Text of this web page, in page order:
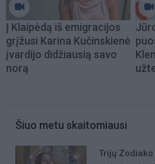
Į Klaipėdą iš emigracijos
grįžusi Karina Kučinskienė
įvardijo didžiausią savo
norą
Šiuo metu skaitomiausi
Trijų